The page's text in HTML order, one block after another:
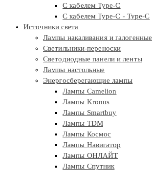
С кабелем Type-C
С кабелем Type-C - Type-C
Источники света
Лампы накаливания и галогенные
Светильники-переноски
Светодиодные панели и ленты
Лампы настольные
Энергосберегающие лампы
Лампы Camelion
Лампы Kronus
Лампы Smartbuy
Лампы TDM
Лампы Космос
Лампы Навигатор
Лампы ОНЛАЙТ
Лампы Спутник